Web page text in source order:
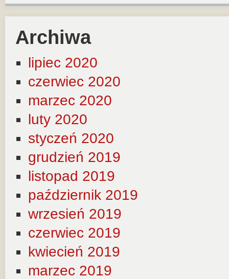
Archiwa
lipiec 2020
czerwiec 2020
marzec 2020
luty 2020
styczeń 2020
grudzień 2019
listopad 2019
październik 2019
wrzesień 2019
czerwiec 2019
kwiecień 2019
marzec 2019